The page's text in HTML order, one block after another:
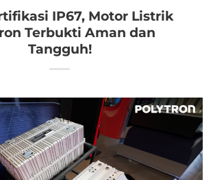
IP67, Motor Listrik
Terbukti Aman dan
Tangguh!